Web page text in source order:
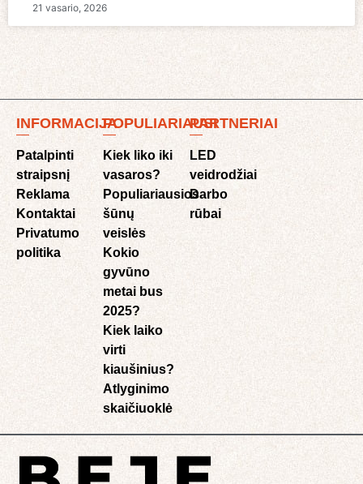
21 vasario, 2026
INFORMACIJA
Patalpinti
straipsnį
Reklama
Kontaktai
Privatumo
politika
POPULIARIAUSI
Kiek liko iki
vasaros?
Populiariausios
šūnų
veislės
Kokio
gyvūno
metai bus
2025?
Kiek laiko
virti
kiaušinius?
Atlyginimo
skaičiuoklė​
PARTNERIAI
LED
veidrodžiai
Darbo
rūbai